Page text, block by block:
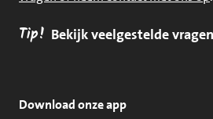
Tip! Bekijk veelgestelde vragen
Download onze app